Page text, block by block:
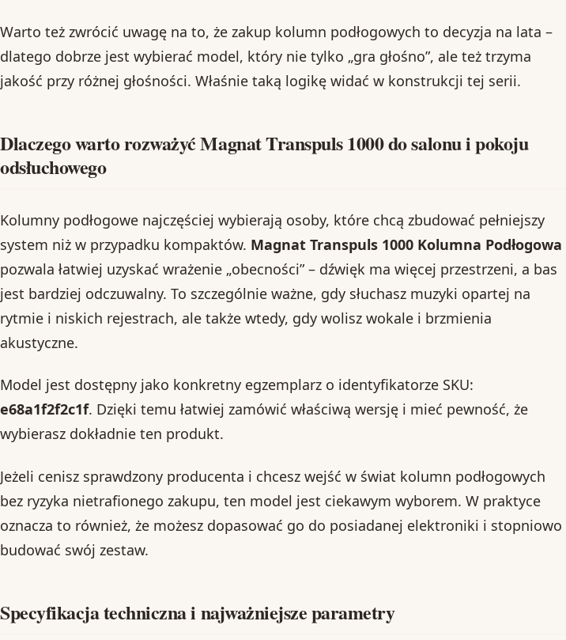
Warto też zwrócić uwagę na to, że zakup kolumn podłogowych to decyzja na lata –
dlatego dobrze jest wybierać model, który nie tylko „gra głośno”, ale też trzyma
jakość przy różnej głośności. Właśnie taką logikę widać w konstrukcji tej serii.
Dlaczego warto rozważyć Magnat Transpuls 1000 do salonu i pokoju
odsłuchowego
Kolumny podłogowe najczęściej wybierają osoby, które chcą zbudować pełniejszy
system niż w przypadku kompaktów. Magnat Transpuls 1000 Kolumna Podłogowa
pozwala łatwiej uzyskać wrażenie „obecności” – dźwięk ma więcej przestrzeni, a bas
jest bardziej odczuwalny. To szczególnie ważne, gdy słuchasz muzyki opartej na
rytmie i niskich rejestrach, ale także wtedy, gdy wolisz wokale i brzmienia
akustyczne.
Model jest dostępny jako konkretny egzemplarz o identyfikatorze SKU:
e68a1f2f2c1f. Dzięki temu łatwiej zamówić właściwą wersję i mieć pewność, że
wybierasz dokładnie ten produkt.
Jeżeli cenisz sprawdzony producenta i chcesz wejść w świat kolumn podłogowych
bez ryzyka nietrafionego zakupu, ten model jest ciekawym wyborem. W praktyce
oznacza to również, że możesz dopasować go do posiadanej elektroniki i stopniowo
budować swój zestaw.
Specyfikacja techniczna i najważniejsze parametry